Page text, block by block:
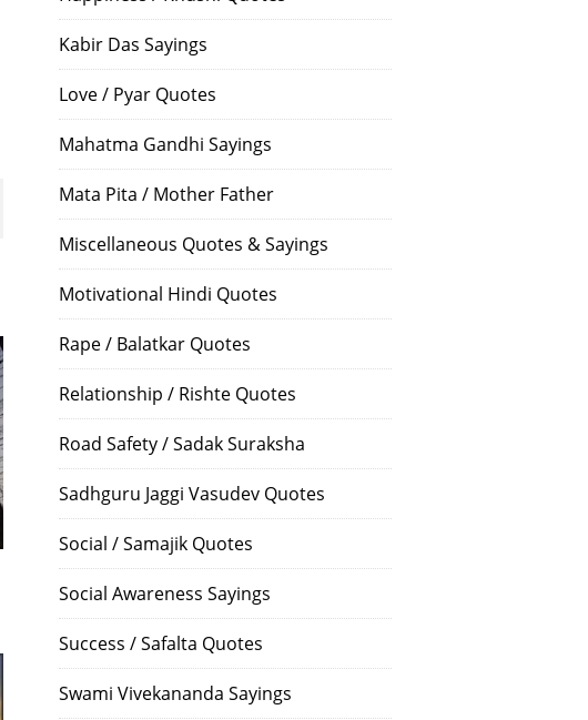
Kabir Das Sayings
Love / Pyar Quotes
Mahatma Gandhi Sayings
Mata Pita / Mother Father
Miscellaneous Quotes & Sayings
Motivational Hindi Quotes
Rape / Balatkar Quotes
Relationship / Rishte Quotes
Road Safety / Sadak Suraksha
Sadhguru Jaggi Vasudev Quotes
Social / Samajik Quotes
Social Awareness Sayings
Success / Safalta Quotes
Swami Vivekananda Sayings